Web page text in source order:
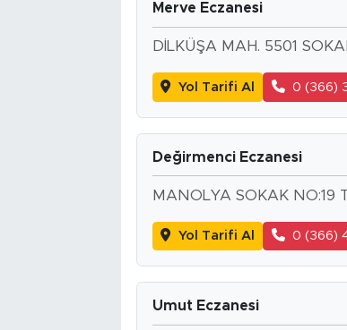
Merve Eczanesi
DİLKÜŞA MAH. 5501
Yol Tarifi Al 0 (366)
Değirmenci Eczanesi
MANOLYA SOKAK NO:19
Yol Tarifi Al 0 (366)
Umut Eczanesi